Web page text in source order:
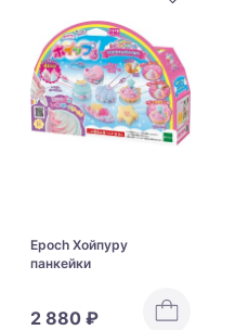
Epoch Хойпуру
панкейки
2 880 ₽